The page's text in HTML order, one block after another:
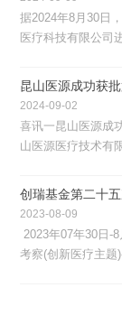
据2024年8月30日
医疗科技有限公司
昆山医源成功获
2024-09-02
喜讯一昆山医源成
山医源医疗技术有
创瑞基金第二十
2023-08-09
2023年07年30日-
考察(创新医疗主题